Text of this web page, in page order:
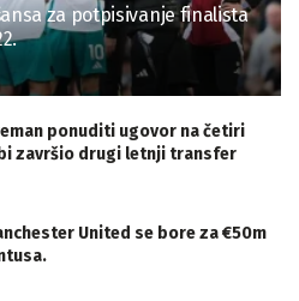
za potpisivanje finalista
ponuditi ugovor na četiri
završio drugi letnji transfer
United se bore za €50m